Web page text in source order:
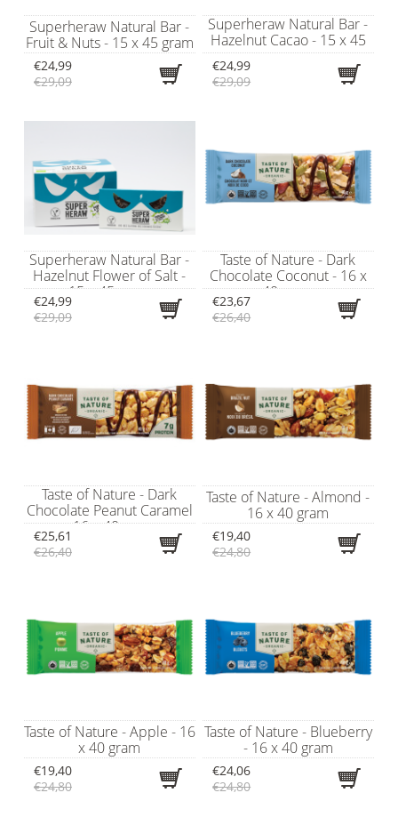
Superheraw Natural Bar -
Fruit & Nuts - 15 x 45 gram
€24,99
€29,09
Superheraw Natural Bar -
Hazelnut Cacao - 15 x 45
gram
€24,99
€29,09
Superheraw Natural Bar -
Hazelnut Flower of Salt -
15 x 45 gram
€24,99
€29,09
Taste of Nature - Dark
Chocolate Coconut - 16 x
40 gram
€23,67
€26,40
Taste of Nature - Dark
Chocolate Peanut Caramel
- 16 x 40 gram
€25,61
€26,40
Taste of Nature - Almond -
16 x 40 gram
€19,40
€24,80
Taste of Nature - Apple - 16
x 40 gram
€19,40
€24,80
Taste of Nature - Blueberry
- 16 x 40 gram
€24,06
€24,80